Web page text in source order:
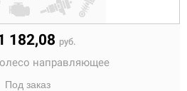
182,08 руб.
направляющее
Под заказ